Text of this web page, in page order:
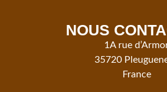
NOUS
1A rue
35720
France